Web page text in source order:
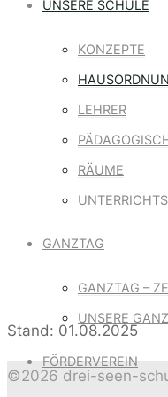
UNSERE SCHULE
KONZEPTE
LEHRER
RÄUME
GANZTAG
GANZTAG –
UNSERE
FÖRDERVEREIN
Stand: 01.08.2025
©2026 drei-seen-